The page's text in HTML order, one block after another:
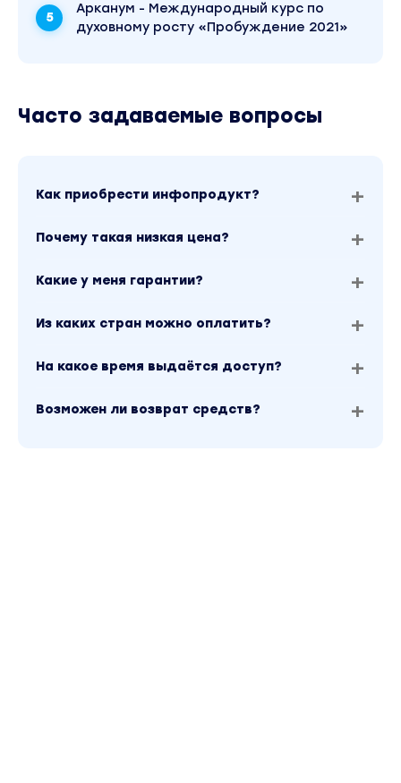
Арканум - Международный курс по
духовному росту «Пробуждение 2021»
Часто задаваемые вопросы
Как приобрести инфопродукт?
Почему такая низкая цена?
Какие у меня гарантии?
Из каких стран можно оплатить?
На какое время выдаётся доступ?
Возможен ли возврат средств?